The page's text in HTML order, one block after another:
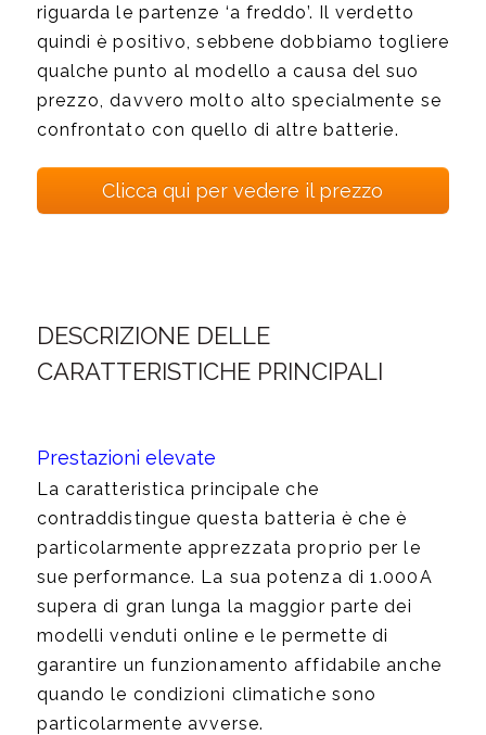
riguarda le partenze ‘a freddo’. Il verdetto
quindi è positivo, sebbene dobbiamo togliere
qualche punto al modello a causa del suo
prezzo, davvero molto alto specialmente se
confrontato con quello di altre batterie.
Clicca qui per vedere il prezzo
DESCRIZIONE DELLE
CARATTERISTICHE PRINCIPALI
Prestazioni elevate
La caratteristica principale che
contraddistingue questa batteria è che è
particolarmente apprezzata proprio per le
sue performance. La sua potenza di 1.000A
supera di gran lunga la maggior parte dei
modelli venduti online e le permette di
garantire un funzionamento affidabile anche
quando le condizioni climatiche sono
particolarmente avverse.